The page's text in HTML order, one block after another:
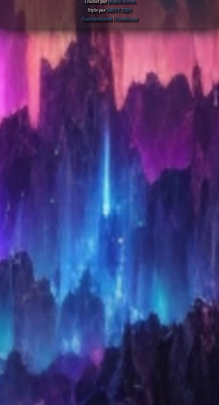
Traduit parphpBB-fr.com
Style parDdSTV 2020
Confidentialité| Conditions